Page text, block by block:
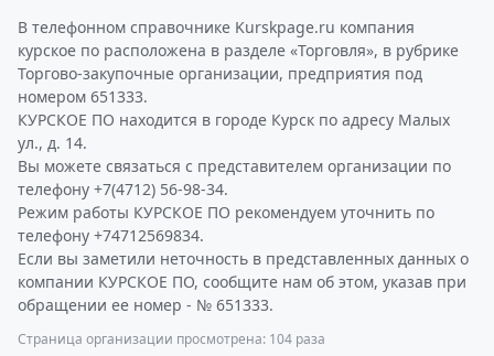
В телефонном справочнике Kurskpage.ru компания
курское по расположена в разделе «Торговля», в рубрике
Торгово-закупочные организации, предприятия под
номером 651333.
КУРСКОЕ ПО находится в городе Курск по адресу Малых
ул., д. 14.
Вы можете связаться с представителем организации по
телефону +7(4712) 56-98-34.
Режим работы КУРСКОЕ ПО рекомендуем уточнить по
телефону +74712569834.
Если вы заметили неточность в представленных данных о
компании КУРСКОЕ ПО, сообщите нам об этом, указав при
обращении ее номер - № 651333.
Страница организации просмотрена: 104 раза